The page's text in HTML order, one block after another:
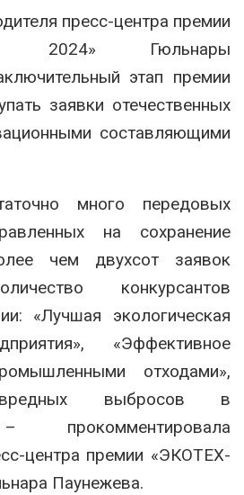
пресс-центра премии
2024» Гюльнары
этап премии
заявки отечественных
составляющими
много передовых
на сохранение
чем двухсот заявок
конкурсантов
«Лучшая экологическая
«Эффективное
отходами»,
вредных выбросов в
прокомментировала
центра премии «ЭКОТЕХ-
Паунежева.